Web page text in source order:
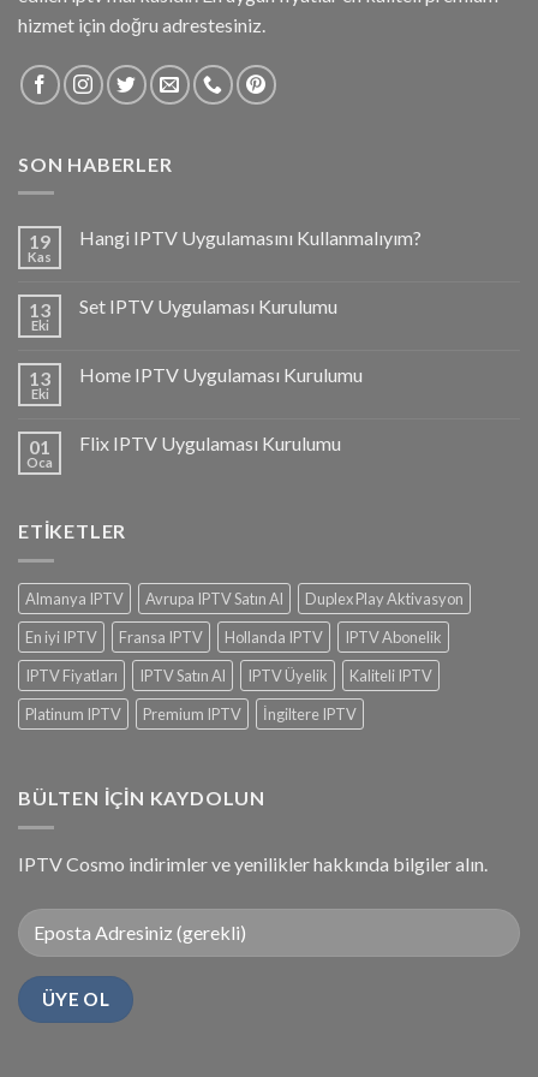
hizmet için doğru adrestesiniz.
SON HABERLER
19
Kas
Hangi IPTV Uygulamasını Kullanmalıyım?
13
Eki
Set IPTV Uygulaması Kurulumu
13
Eki
Home IPTV Uygulaması Kurulumu
01
Oca
Flix IPTV Uygulaması Kurulumu
ETIKETLER
Almanya IPTV Avrupa IPTV Satın Al
Duplex Play Aktivasyon
En iyi IPTV
Fransa IPTV Hollanda IPTV
IPTV Abonelik
IPTV Fiyatları
IPTV Satın Al IPTV Üyelik
Kaliteli IPTV
Platinum IPTV
Premium IPTV İngiltere IPTV
BÜLTEN IÇIN KAYDOLUN
IPTV Cosmo indirimler ve yenilikler hakkında bilgiler alın.